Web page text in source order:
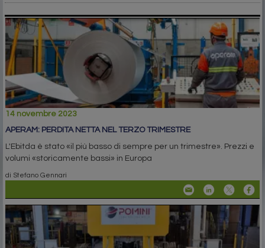
14 novembre 2023
APERAM: PERDITA NETTA NEL TERZO TRIMESTRE
L'Ebitda è stato «il più basso di sempre per un trimestre». Prezzi e
volumi «storicamente bassi» in Europa
di Stefano Gennari